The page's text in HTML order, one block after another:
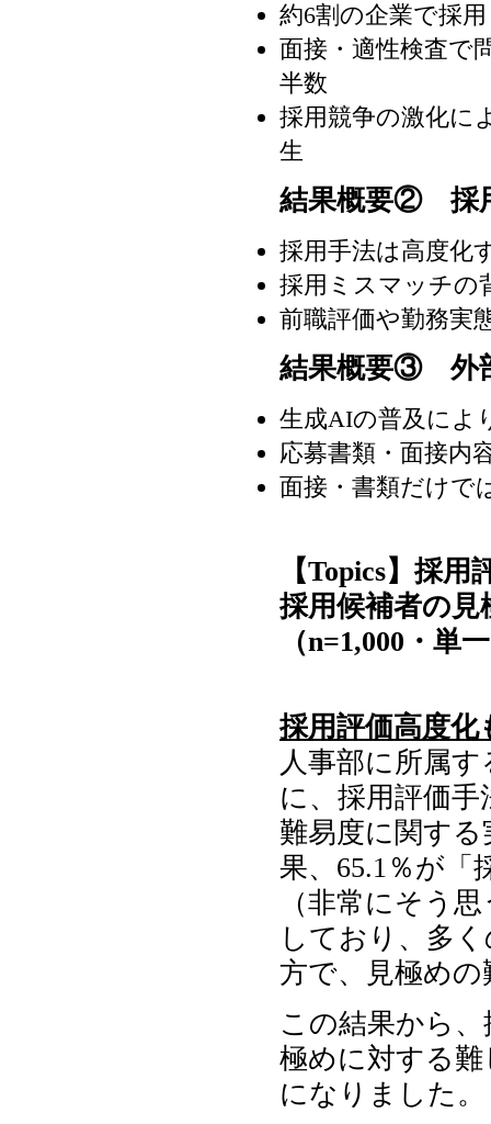
約6割の企業で採
面接・適性検査で
半数
採用競争の激化に
生
結果概要② 採
採用手法は高度化
採用ミスマッチの
前職評価や勤務実
結果概要③ 外
生成AIの普及によ
応募書類・面接内
面接・書類だけで
【Topics】採
採用候補者の
（n=1,000・単
採用評価高度化
人事部に所属
に、採用評価
難易度に関す
果、65.1％が「
（非常にそう
しており、多
方で、見極め
この結果から
極めに対する
になりました。